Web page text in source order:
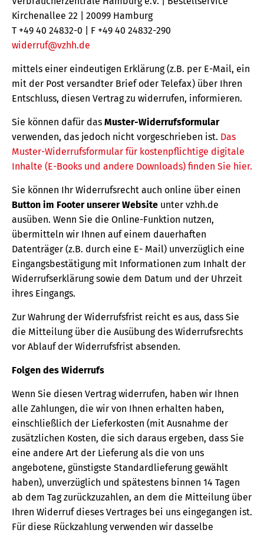
Kirchenallee 22 | 20099 Hamburg
T +49 40 24832-0 | F +49 40 24832-290
widerruf@vzhh.de
mittels einer eindeutigen Erklärung (z.B. per E-Mail, ein
mit der Post versandter Brief oder Telefax) über Ihren
Entschluss, diesen Vertrag zu widerrufen, informieren.
Sie können dafür das Muster-Widerrufsformular
verwenden, das jedoch nicht vorgeschrieben ist. Das
Muster-Widerrufsformular für kostenpflichtige digitale
Inhalte (E-Books und andere Downloads) finden Sie hier.
Sie können Ihr Widerrufsrecht auch online über einen
Button im Footer unserer Website unter vzhh.de
ausüben. Wenn Sie die Online-Funktion nutzen,
übermitteln wir Ihnen auf einem dauerhaften
Datenträger (z.B. durch eine E- Mail) unverzüglich eine
Eingangsbestätigung mit Informationen zum Inhalt der
Widerrufserklärung sowie dem Datum und der Uhrzeit
ihres Eingangs.
Zur Wahrung der Widerrufsfrist reicht es aus, dass Sie
die Mitteilung über die Ausübung des Widerrufsrechts
vor Ablauf der Widerrufsfrist absenden.
Folgen des Widerrufs
Wenn Sie diesen Vertrag widerrufen, haben wir Ihnen
alle Zahlungen, die wir von Ihnen erhalten haben,
einschließlich der Lieferkosten (mit Ausnahme der
zusätzlichen Kosten, die sich daraus ergeben, dass Sie
eine andere Art der Lieferung als die von uns
angebotene, günstigste Standardlieferung gewählt
haben), unverzüglich und spätestens binnen 14 Tagen
ab dem Tag zurückzuzahlen, an dem die Mitteilung über
Ihren Widerruf dieses Vertrages bei uns eingegangen ist.
Für diese Rückzahlung verwenden wir dasselbe